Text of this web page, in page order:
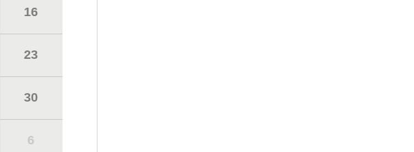
16
23
30
6